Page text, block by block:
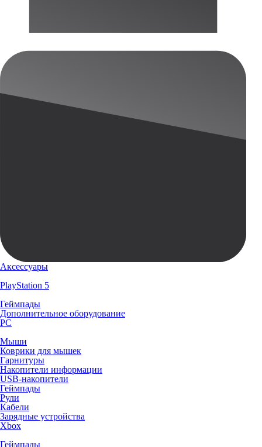
Аксессуары
PlayStation 5
Геймпады
Дополнительное оборудование
PC
Мыши
Коврики для мышек
Гарнитуры
Накопители информации
USB-накопители
Геймпады
Рули
Кабели
Зарядные устройства
Xbox
Геймпады